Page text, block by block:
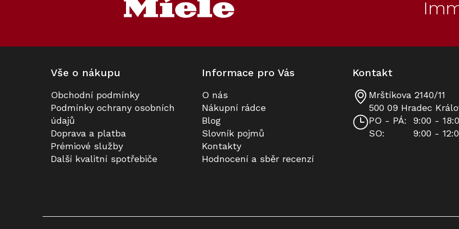
Vestavný nahřívač nádobí MIELE
Gourmet ESW 7030 Obsidian
černá
Na dotaz
32 541 Kč
Vestavný nahřívač nádobí MIELE
ESW 7010 Gourmet Béžová perleť
Skladem v Miele
27 891 Kč
Akce Akce
Prodloužená záruka na 5 let
K dispozici
3 990 Kč
Prodloužená záruka na 10 let
K dispozici
8 490 Kč
Vše o nákupu
Obchodní podmínky
Podmínky ochrany osobních
údajů
Doprava a platba
Prémiové služby
Další kvalitní spotřebiče
Informace pro Vás
O nás
Nákupní rádce
Blog
Slovník pojmů
Kontakty
Hodnocení a sběr recenzí
Kontakt
Mrštíkova 2140/11
500 09 Hradec
PO - PÁ:
9:00 -
SO:
9:00 -